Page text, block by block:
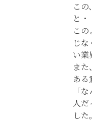
こ
と・
こ
じ
い業
ま
ある
「
人
した。